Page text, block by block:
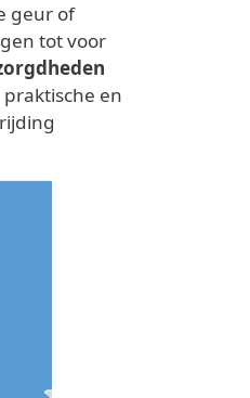
geur of
tot voor
en